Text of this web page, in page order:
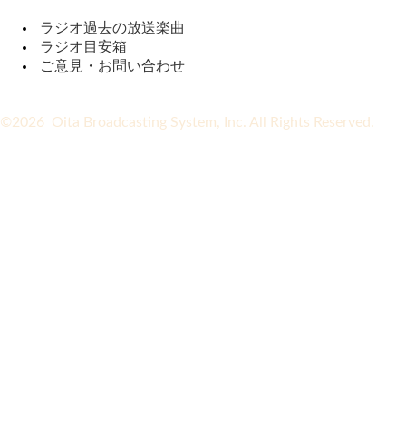
ラジオ過去の放送楽曲
ラジオ目安箱
ご意見・お問い合わせ
©2026 Oita Broadcasting System, Inc. All Rights Reserved.